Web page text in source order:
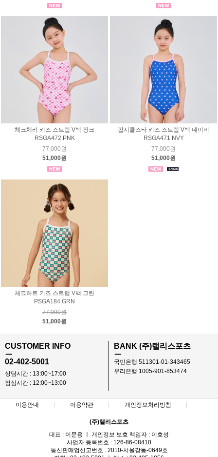
체크체리 키즈 스트랩 V백 핑크
RSGA472 PNK
77,000원
51,000원
팝시클스타 키즈 스트랩 V백 네이비
RSGA471 NVY
77,000원
51,000원
체크하트 키즈 스트랩 V백 그린
PSGA184 GRN
77,000원
51,000원
CUSTOMER INFO
ㅡ
02-402-5001
상담시간 : 13:00~17:00
점심시간 : 12:00~13:00
BANK (주)랠리스포츠
ㅡ
국민은행 511301-01-343465
우리은행 1005-901-853474
이용안내 이용약관 개인정보처리방침
(주)랠리스포츠
대표 : 이문용 ㅣ 개인정보 보호 책임자 : 이호성
사업자 등록번호 : 126-86-08410
통신판매업신고번호 : 2010-서울강동-0649호